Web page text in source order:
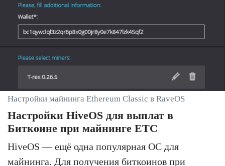
Настройки майнинга Ethereum Classic в RaveOS
Настройки HiveOS для выплат в
Биткоине при майнинге ETC
HiveOS — ещё одна популярная ОС для
майнинга. Для получения биткоинов при